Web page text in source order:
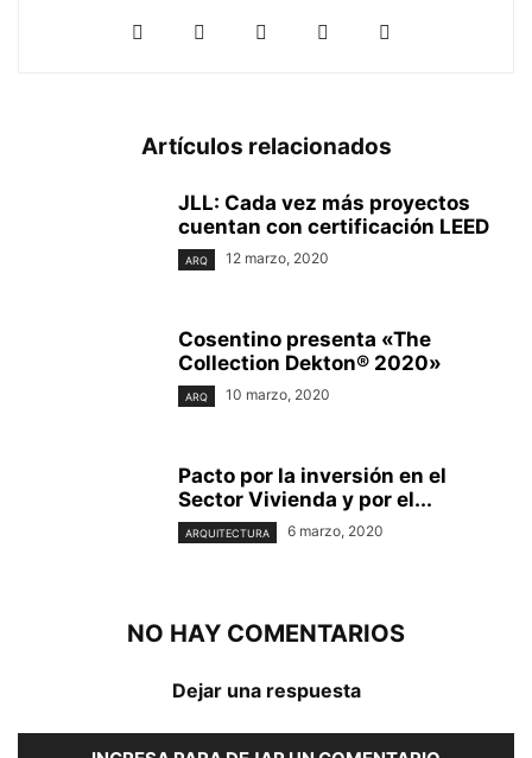
Artículos relacionados
JLL: Cada vez más proyectos
cuentan con certificación LEED
ARQ 12 marzo, 2020
Cosentino presenta «The
Collection Dekton® 2020»
ARQ 10 marzo, 2020
Pacto por la inversión en el
Sector Vivienda y por el...
ARQUITECTURA 6 marzo, 2020
NO HAY COMENTARIOS
Dejar una respuesta